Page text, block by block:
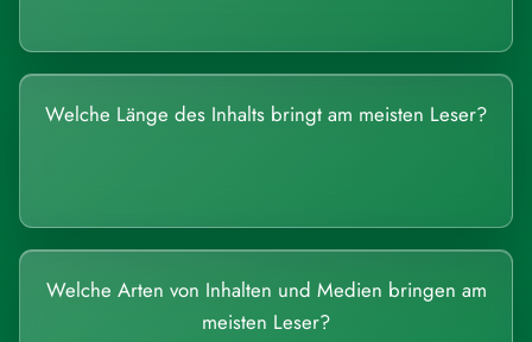
Welche Länge des Inhalts bringt am meisten Leser?
Welche Arten von Inhalten und Medien bringen am
meisten Leser?